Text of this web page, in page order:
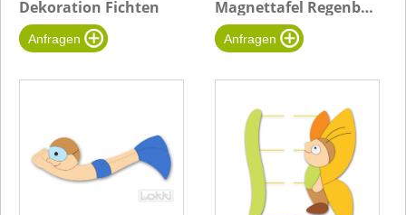
Dekoration Fichten Magnettafel RegenbogenhÃ¼gel